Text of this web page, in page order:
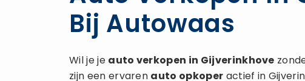
Bij Autowaas
Wil je je auto verkopen in Gijverinkhove
zijn een ervaren auto opkoper actief in